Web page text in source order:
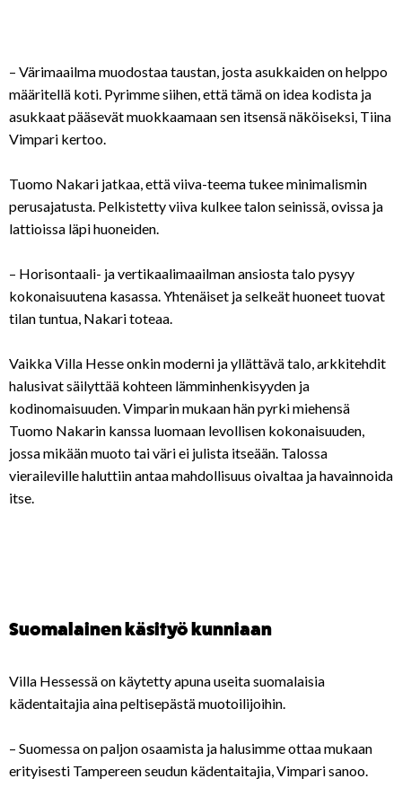
– Värimaailma muodostaa taustan, josta asukkaiden on helppo
määritellä koti. Pyrimme siihen, että tämä on idea kodista ja
asukkaat pääsevät muokkaamaan sen itsensä näköiseksi, Tiina
Vimpari kertoo.
Tuomo Nakari jatkaa, että viiva-teema tukee minimalismin
perusajatusta. Pelkistetty viiva kulkee talon seinissä, ovissa ja
lattioissa läpi huoneiden.
– Horisontaali- ja vertikaalimaailman ansiosta talo pysyy
kokonaisuutena kasassa. Yhtenäiset ja selkeät huoneet tuovat
tilan tuntua, Nakari toteaa.
Vaikka Villa Hesse onkin moderni ja yllättävä talo, arkkitehdit
halusivat säilyttää kohteen lämminhenkisyyden ja
kodinomaisuuden. Vimparin mukaan hän pyrki miehensä
Tuomo Nakarin kanssa luomaan levollisen kokonaisuuden,
jossa mikään muoto tai väri ei julista itseään. Talossa
vieraileville haluttiin antaa mahdollisuus oivaltaa ja havainnoida
itse.
Suomalainen käsityö kunniaan
Villa Hessessä on käytetty apuna useita suomalaisia
kädentaitajia aina peltisepästä muotoilijoihin.
– Suomessa on paljon osaamista ja halusimme ottaa mukaan
erityisesti Tampereen seudun kädentaitajia, Vimpari sanoo.